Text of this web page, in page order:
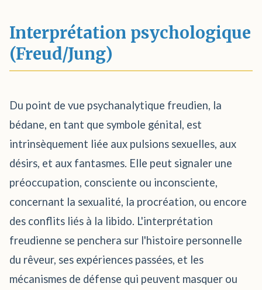
Interprétation psychologique
(Freud/Jung)
Du point de vue psychanalytique freudien, la
bédane, en tant que symbole génital, est
intrinsèquement liée aux pulsions sexuelles, aux
désirs, et aux fantasmes. Elle peut signaler une
préoccupation, consciente ou inconsciente,
concernant la sexualité, la procréation, ou encore
des conflits liés à la libido. L'interprétation
freudienne se penchera sur l'histoire personnelle
du rêveur, ses expériences passées, et les
mécanismes de défense qui peuvent masquer ou